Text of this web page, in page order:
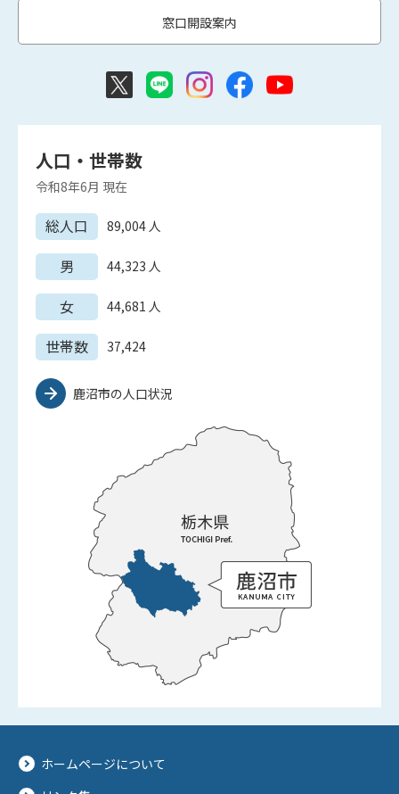
窓口開設案内
人口・世帯数
令和8年6月 現在
総人口 89,004人
男 44,323 人
女 44,681 人
世帯数 37,424
鹿沼市の人口状況
ホームページについて